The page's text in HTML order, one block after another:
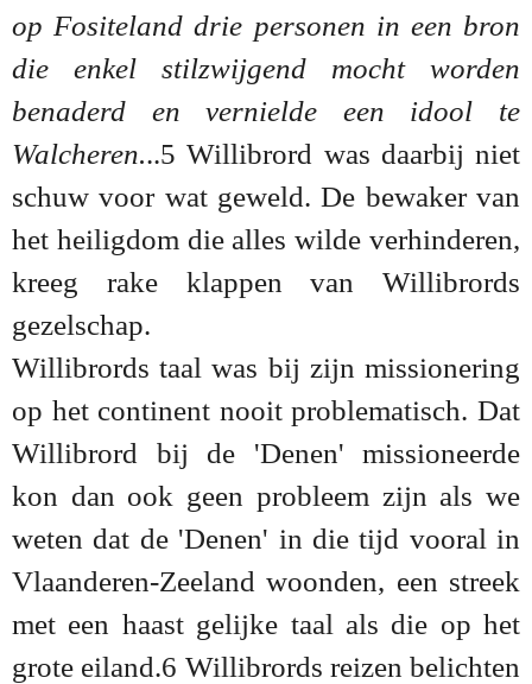
op Fositeland drie personen in een bron
die enkel stilzwijgend mocht worden
benaderd en vernielde een idool te
Walcheren...5 Willibrord was daarbij niet
schuw voor wat geweld. De bewaker van
het heiligdom die alles wilde verhinderen,
kreeg rake klappen van Willibrords
gezelschap.
Willibrords taal was bij zijn missionering
op het continent nooit problematisch. Dat
Willibrord bij de 'Denen' missioneerde
kon dan ook geen probleem zijn als we
weten dat de 'Denen' in die tijd vooral in
Vlaanderen-Zeeland woonden, een streek
met een haast gelijke taal als die op het
grote eiland.6 Willibrords reizen belichten